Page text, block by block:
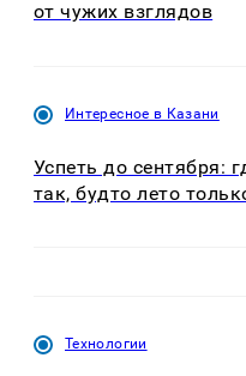
от чужих взглядов
Интересное в Казани
Успеть до сентября:
так, будто лето
Технологии